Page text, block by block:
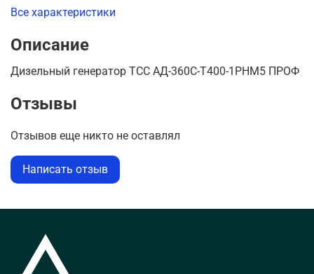
Все характеристики
Описание
Дизельный генератор ТСС АД-360С-Т400-1РНМ5 ПРОФ
Отзывы
Отзывов еще никто не оставлял
Написать отзыв